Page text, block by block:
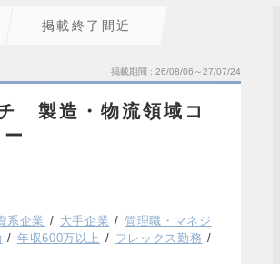
掲載終了間近
掲載期間 26/08/06～27/07/24
製造・物流領域コ
系企業 大手企業
管理職・マネジ
年収600万以上
フレックス勤務